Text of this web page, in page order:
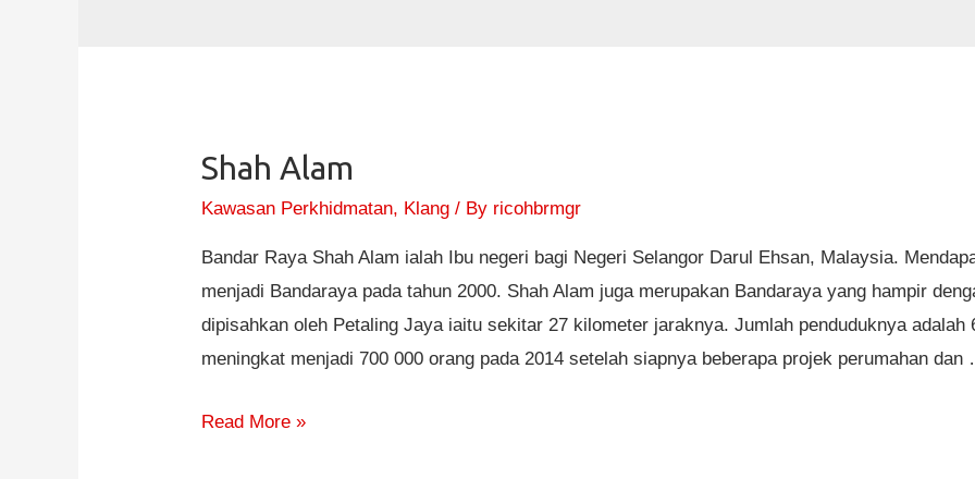
Shah Alam
Kawasan Perkhidmatan, Klang / By ricohbrmgr
Bandar Raya Shah Alam ialah Ibu negeri bagi Negeri Selangor Darul Ehsan, Malaysia.
menjadi Bandaraya pada tahun 2000. Shah Alam juga merupakan Bandaraya yang hampir
dipisahkan oleh Petaling Jaya iaitu sekitar 27 kilometer jaraknya. Jumlah penduduknya adalah
meningkat menjadi 700 000 orang pada 2014 setelah siapnya beberapa projek perumahan
Read More »